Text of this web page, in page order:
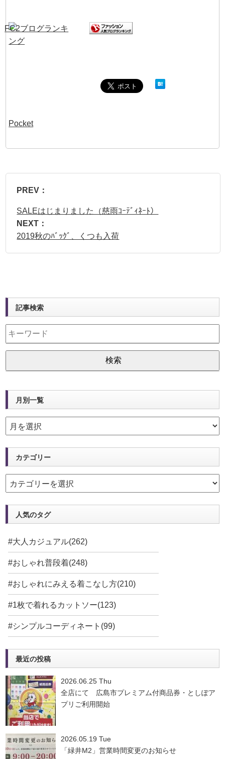
Pocket
PREV：
SALEはじまりました（慈雨ｺｰﾃﾞｨﾈｰﾄ）
NEXT：
2019秋のﾊﾞｯｸﾞ、くつも入荷
記事検索
月別一覧
カテゴリー
人気のタグ
#大人カジュアル(262)
#おしゃれ普段着(248)
#おしゃれにみえる着こなし方(210)
#1枚で着れるカットソー(123)
#シンプルコーディネート(99)
最近の投稿
2026.06.25 Thu
全店にて 広島市プレミアム付商品券・としぽア
プリご利用開始
2026.05.19 Tue
「緑井M2」営業時間変更のお知らせ